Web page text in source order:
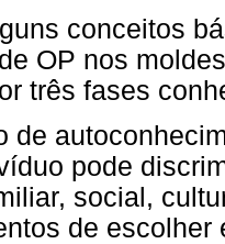
conceitos
OP nos
três fases
de
pode
social,
de